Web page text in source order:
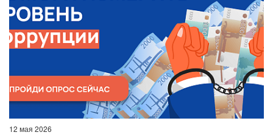
12 мая 2026